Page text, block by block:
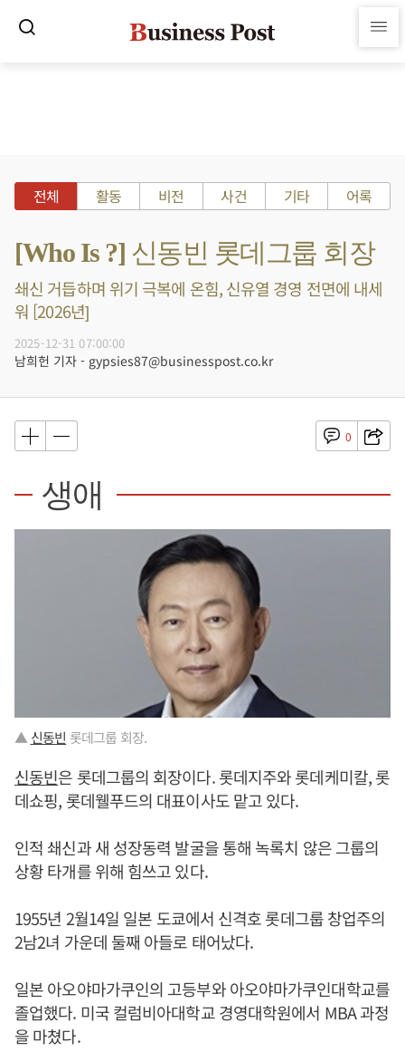
전체 활동 비전 사건 기타 어록
[Who Is ?] 신동빈 롯데그룹 회장
쇄신 거듭하며 위기 극복에 온힘, 신유열 경영 전면에 내세
워 [2026년]
2025-12-31 07:00:00
남희헌 기자 - gypsies87@businesspost.co.kr
0
생애
▲ 신동빈 롯데그룹 회장.
신동빈은 롯데그룹의 회장이다. 롯데지주와 롯데케미칼, 롯
데쇼핑, 롯데웰푸드의 대표이사도 맡고 있다.
인적 쇄신과 새 성장동력 발굴을 통해 녹록치 않은 그룹의
상황 타개를 위해 힘쓰고 있다.
1955년 2월14일 일본 도쿄에서 신격호 롯데그룹 창업주의
2남2녀 가운데 둘째 아들로 태어났다.
일본 아오야마가쿠인의 고등부와 아오야마가쿠인대학교를
졸업했다. 미국 컬럼비아대학교 경영대학원에서 MBA 과정
을 마쳤다.